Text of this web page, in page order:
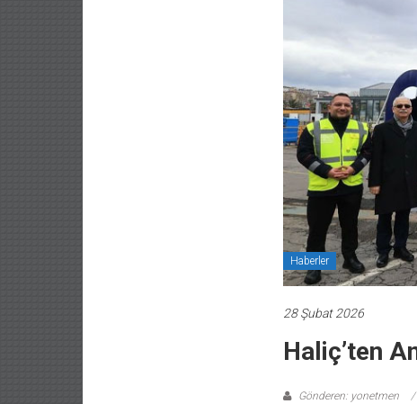
Haberler
28 Şubat 2026
Haliç’ten
Gönderen: yonetmen